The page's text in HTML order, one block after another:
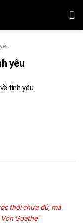
yêu
tình yêu
thôi chưa đủ, mà
Goethe"